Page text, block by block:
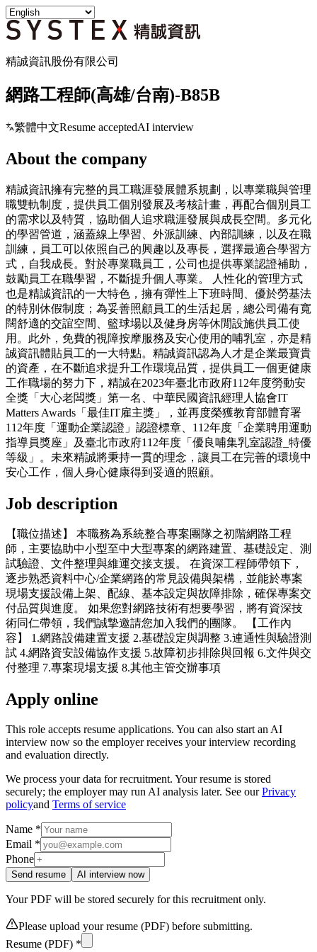
精誠資訊股份有限公司
網路工程師(高雄/台南)-B85B
繁體中文Resume acceptedAI interview
About the company
精誠資訊擁有完整的員工職涯發展體系規劃，以專業職與管理
職雙軌制度，提供員工個別發展及考核計畫，再配合個別員工
的需求以及特質，協助個人追求職涯發展與成長空間。多元化
的學習管道，涵蓋線上學習、外派訓練、內部訓練，以及在職
訓練，員工可以依照自己的興趣以及專長，選擇最適合學習方
式，自我成長。對於專業職員工，公司也提供專業認證補助，
鼓勵員工在職學習，不斷提升個人專業。 人性化的管理方式
也是精誠資訊的一大特色，擁有彈性上下班時間、優於勞基法
的特別休假制度；為妥善照顧員工的生活起居，總公司備有寬
闊舒適的交誼空間、籃球場以及健身房等休閒設施供員工使
用。此外，免費的視障按摩服務及安心使用的哺乳室，亦是精
誠資訊體貼員工的一大特點。精誠資訊認為人才是企業最寶貴
的資產，在不斷追求提升工作環境品質，提供員工一個更健康
工作職場的努力下，精誠在2023年臺北市政府112年度勞動安
全獎「大心老闆獎」第一名、中華民國資訊經理人協會IT
Matters Awards「最佳IT雇主獎」，並再度榮獲教育部體育署
112年度「運動企業認證」認證標章、112年度「企業聘用運動
指導員獎座」及臺北市政府112年度「優良哺集乳室認證_特優
等級」。未來精誠將秉持一貫的理念，讓員工在完善的環境中
安心工作，個人身心健康得到妥適的照顧。
Job description
【職位描述】 本職務為系統整合專案團隊之初階網路工程
師，主要協助中小型至中大型專案的網路建置、基礎設定、測
試驗證、文件整理與維運交接支援。 在資深工程師帶領下，
逐步熟悉資料中心/企業網路的常見設備與架構，並能於專案
現場支援設備上架、配線、基本設定與故障排除，確保專案交
付品質與進度。 如果您對網路技術有想要學習，將有資深技
術同仁帶領，我們誠摯邀請您加入我們的團隊。 【工作內
容】 1.網路設備建置支援 2.基礎設定與調整 3.連通性與驗證測
試 4.網路資安設備協作支援 5.故障初步排除與回報 6.文件與交
付整理 7.專案現場支援 8.其他主管交辦事項
Apply online
This role accepts resume applications. You can also start an AI
interview now so the employer receives your interview recording
and evaluation directly.
We process your data for recruitment. Your resume is stored
securely; the employer may run AI analysis later. See our Privacy
policyand Terms of service
Name *
Email *
Phone
Send resume AI interview now
Your PDF will be stored securely for this recruitment only.
Please upload your resume (PDF) before submitting.
Resume (PDF) *